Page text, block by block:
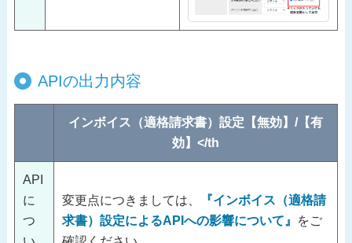
APIの出力内容
インボイス（適格請求書）設定【無効】/【有
効】</th
API
に
つ
変更点につきましては、
『インボイス（適格請
求書）設定によるAPIへの影響について』
をご